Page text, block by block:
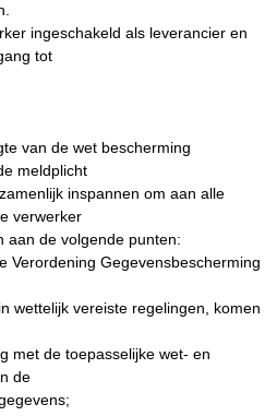
ingeschakeld als leverancier en
tot
van de wet bescherming
meldplicht
inspannen om aan alle
verwerker
aan de volgende punten:
Verordening Gegevensbescherming
wettelijk vereiste regelingen, komen
met de toepasselijke wet- en
de